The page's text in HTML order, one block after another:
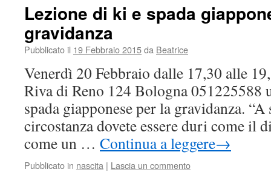
Lezione di ki e spada
gravidanza
Pubblicato il 19 Febbraio 2015da Beatrice
Venerdì 20 Febbraio dalle 17,30 alle
Riva di Reno 124 Bologna 051225588
spada giapponese per la gravidanza. “A
circostanza dovete essere duri come il
come un … Continua a leggere→
Pubblicato in nascita | Lascia un commento